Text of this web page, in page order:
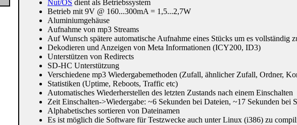
Nut/OS dient als Betriebssystem
Betrieb mit 9V @ 160...300mA = 1,5...2,7W
Aluminiumgehäuse
Aufnahme von mp3 Streams
Auf Wunsch spätere automatische Aufnahme eines Stücks um es vollständig
Dekodieren und Anzeigen von Meta Informationen (ICY200, ID3)
Unterstützen von Redirects
SD-HC Unterstützung
Verschiedene mp3 Wiedergabemethoden (Zufall, ähnlicher Zufall, Ordner,
Statistiken (Uptime, Reboots, Traffic etc)
Automatisches Wiederherstellen des letzten Zustands nach einem Einschalten
Zeit Einschalten->Wiedergabe: ~6 Sekunden bei Dateien, ~17 Sekunden bei
Alphabetisches sortieren von Dateinamen
Es ist möglich die Software für Testzwecke auch unter Linux (i386) zu